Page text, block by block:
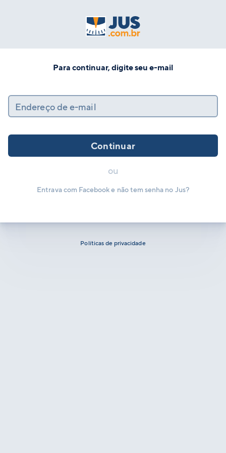
Para continuar, digite seu e-mail
Endereço de e-mail
Continuar
ou
Entrava com Facebook e não tem senha no Jus?
Políticas de privacidade